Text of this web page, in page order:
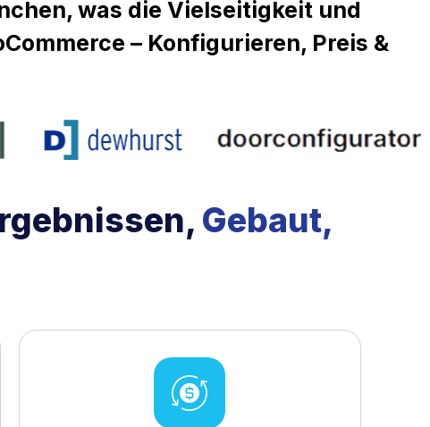
was die Vielseitigkeit und
– Konfigurieren, Preis &
Gebaut,